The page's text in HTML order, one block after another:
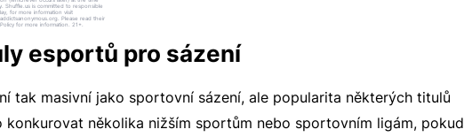
Shuffle.us is committed to responsible
for more information visit
Please read their
Policy for more information. 21+.
esportů pro sázení
tak masivní jako sportovní sázení, ale popularita některých titulů
konkurovat několika nižším sportům nebo sportovním ligám, pokud